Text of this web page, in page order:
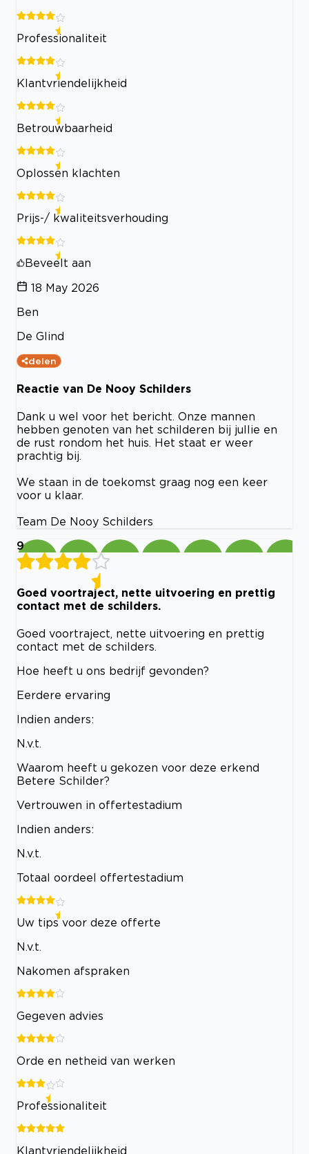
Professionaliteit
Klantvriendelijkheid
Betrouwbaarheid
Oplossen klachten
Prijs-/ kwaliteitsverhouding
Beveelt aan
18 May 2026
Ben
De Glind
delen
Reactie van De Nooy Schilders
Dank u wel voor het bericht. Onze mannen
hebben genoten van het schilderen bij jullie en
de rust rondom het huis. Het staat er weer
prachtig bij.
We staan in de toekomst graag nog een keer
voor u klaar.
Team De Nooy Schilders
9
Goed voortraject, nette uitvoering en prettig
contact met de schilders.
Goed voortraject, nette uitvoering en prettig
contact met de schilders.
Hoe heeft u ons bedrijf gevonden?
Eerdere ervaring
Indien anders:
N.v.t.
Waarom heeft u gekozen voor deze erkend
Betere Schilder?
Vertrouwen in offertestadium
Indien anders:
N.v.t.
Totaal oordeel offertestadium
Uw tips voor deze offerte
N.v.t.
Nakomen afspraken
Gegeven advies
Orde en netheid van werken
Professionaliteit
Klantvriendelijkheid